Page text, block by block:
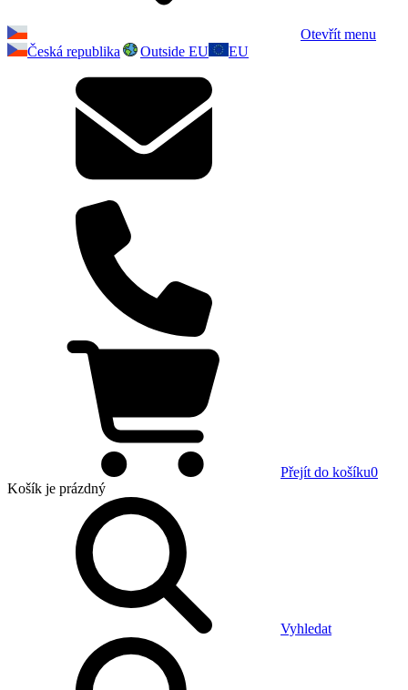
Otevřít menu
Česká republika
Outside EU EU
Přejít do košíku0
Košík je prázdný
Vyhledat